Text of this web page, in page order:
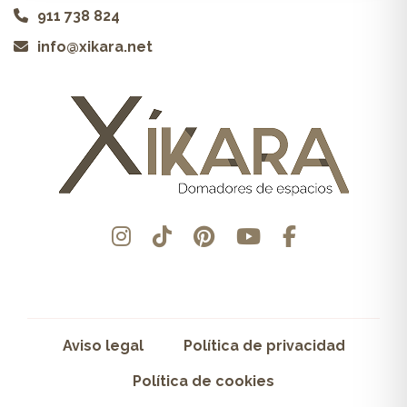
911 738 824
info@xikara.net
Aviso legal Política de privacidad
Política de cookies